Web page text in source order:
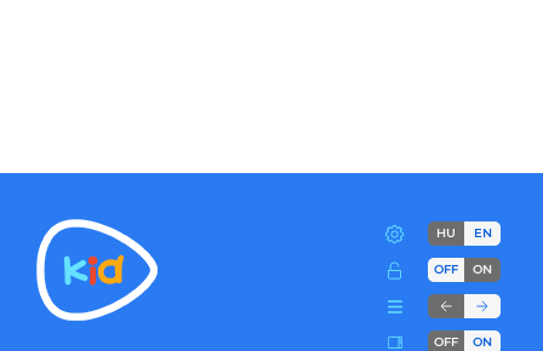
HU EN
OFF ON
OFF ON